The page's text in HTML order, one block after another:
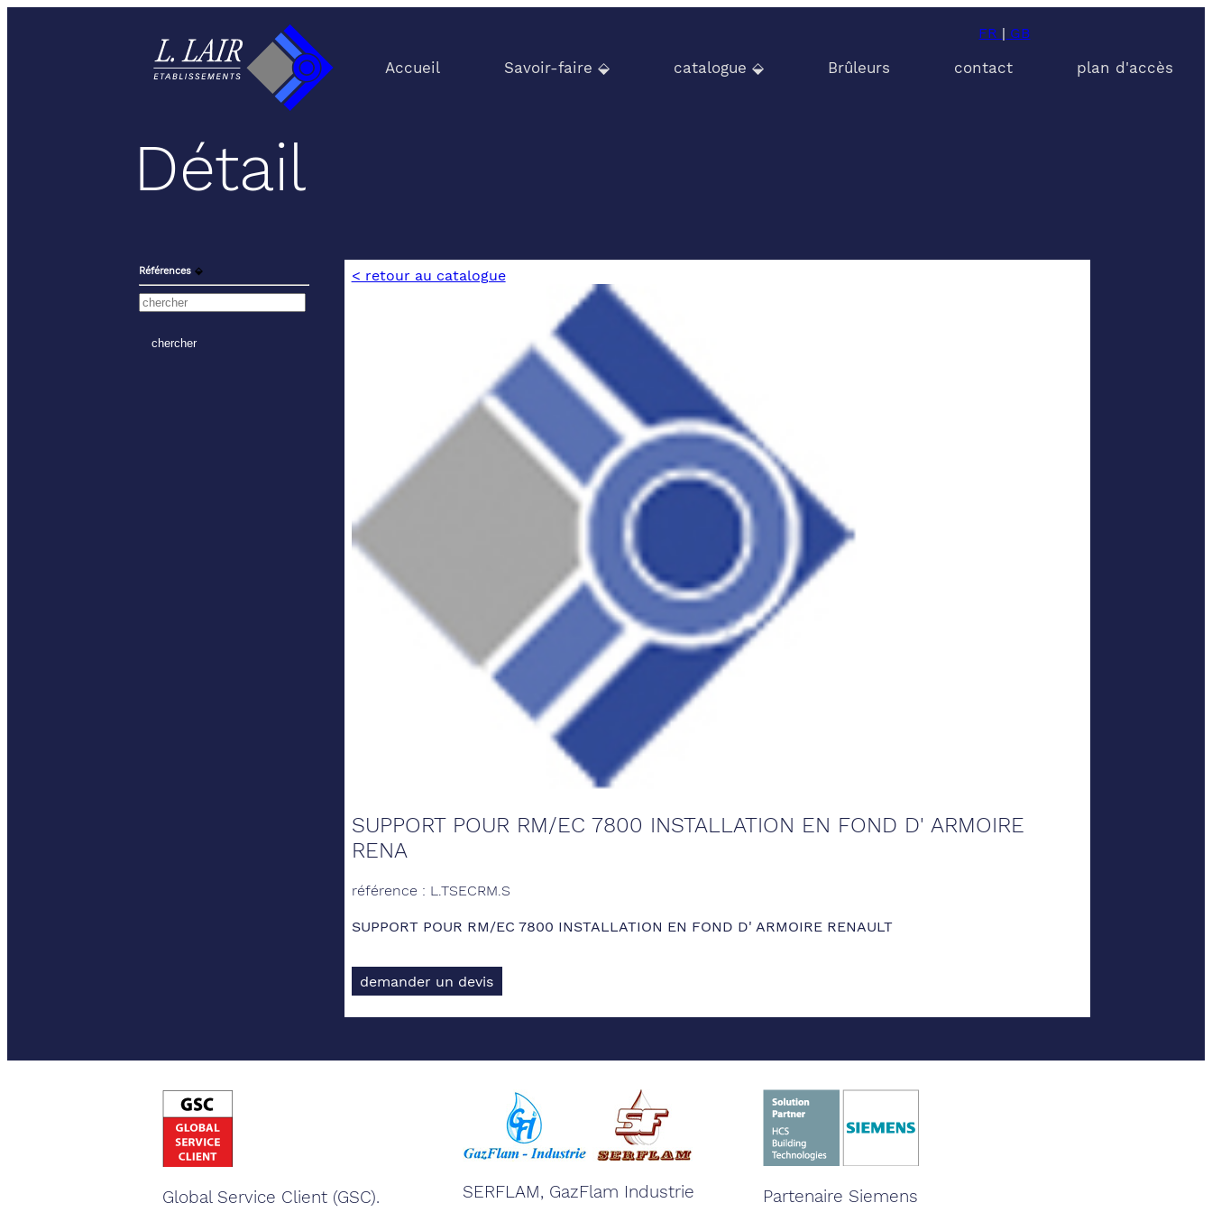
FR | GB
Accueil Savoir-faire ⬙ catalogue ⬙ Brûleurs contact plan d'accès
Détail
Références ⬙ < retour au catalogue
SUPPORT POUR RM/EC 7800 INSTALLATION EN FOND D' ARMOIRE
RENA
référence : L.TSECRM.S
SUPPORT POUR RM/EC 7800 INSTALLATION EN FOND D' ARMOIRE RENAULT
demander un devis
Global Service Client (GSC). SERFLAM, GazFlam Industrie Partenaire Siemens